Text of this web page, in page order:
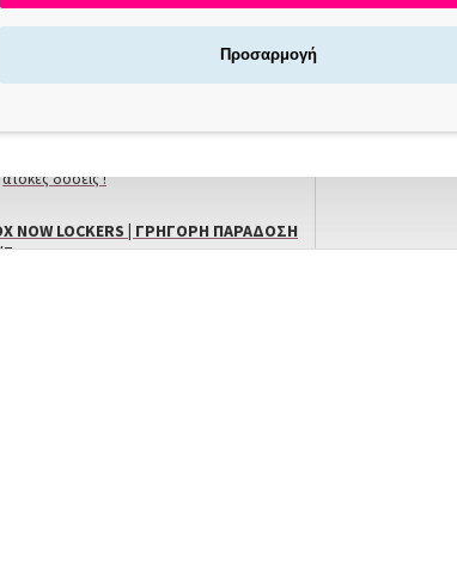
άτοκες δόσεις !
NOW LOCKERS | ΓΡΉΓΟΡΗ ΠΑΡΆΔΟΣΗ
Προσαρμογή